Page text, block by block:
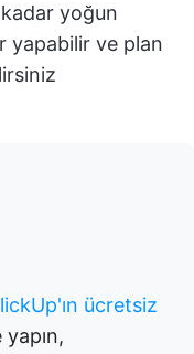
kadar yoğun
yapabilir ve plan
ücretsiz